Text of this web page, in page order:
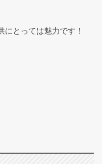
にとっては魅力です！